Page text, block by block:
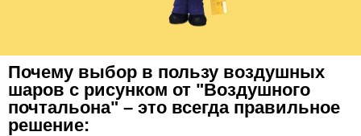
Почему выбор в пользу воздушных
шаров с рисунком от "Воздушного
почтальона" – это всегда правильное
решение: